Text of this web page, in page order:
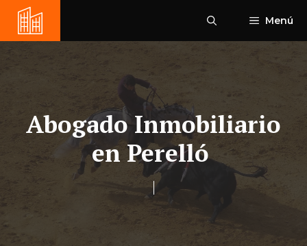
Saltar
contenido
Menú
Abogado Inmobiliario
en Perelló